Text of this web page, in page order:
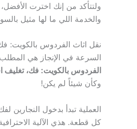
ولتتأكد من إنك اخترت
والخدمة اللي ما لها مثيل
نقل اثاث الفردوس بالكويت:
السرعة في الإنجاز هي
الفردوس بالكويت: فك،
وكأن شيئاً لم يكن!
العملية تبدأ بدخول النجارين
كل قطعة. هذي الآلية